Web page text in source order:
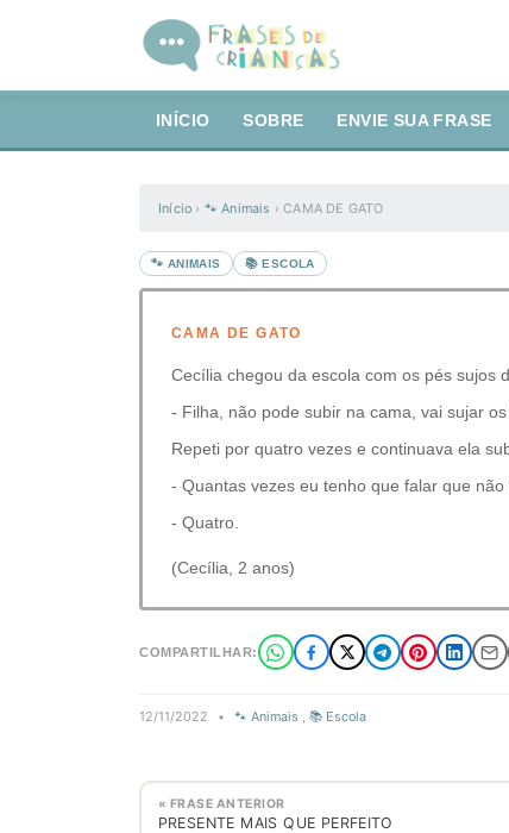
INÍCIO SOBRE ENVIE SUA FRASE
Início › 🐾 Animais ›CAMA DE GATO
🐾 ANIMAIS 📚 ESCOLA
CAMA DE GATO
Cecília chegou da escola com os pés sujos
- Filha, não pode subir na cama, vai sujar
Repeti por quatro vezes e continuava ela
- Quantas vezes eu tenho que falar que
- Quatro.
(Cecília, 2 anos)
COMPARTILHAR:
12/11/2022 • 🐾 Animais , 📚 Escola
« FRASE ANTERIOR
PRESENTE MAIS QUE PERFEITO